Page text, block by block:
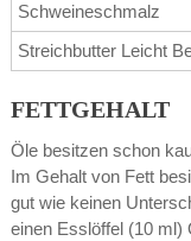
Schweineschmalz
Streichbutter Leicht
FETTGEHALT
Öle besitzen schon
Im Gehalt von Fett
gut wie keinen
einen Esslöffel (10 ml)